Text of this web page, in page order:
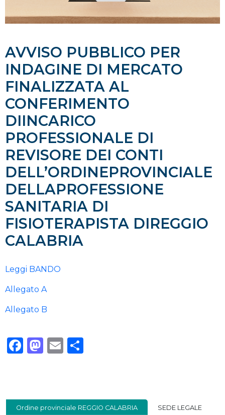
AVVISO PUBBLICO PER
INDAGINE DI MERCATO
FINALIZZATA AL
CONFERIMENTO
DIINCARICO
PROFESSIONALE DI
REVISORE DEI CONTI
DELL’ORDINEPROVINCIALE
DELLAPROFESSIONE
SANITARIA DI
FISIOTERAPISTA DIREGGIO
CALABRIA
Leggi BANDO
Allegato A
Allegato B
Facebook
Mastodon
Email
Ordine provinciale REGGIO CALABRIA SEDE LEGALE